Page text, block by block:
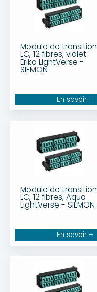
Module de transition
LC, 12 fibres, violet
Erika LightVerse -
SIEMON
En savoir +
Module de transition
LC, 12 fibres, Aqua
LightVerse - SIEMON
En savoir +